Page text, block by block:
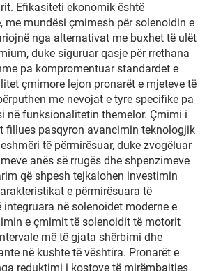
Efikasiteti ekonomik është
me mundësi çmimesh për solenoidin e
nga alternativat me buxhet të ulët
duke siguruar qasje për rrethana
pa kompromentuar standardet e
çmimore lejon pronarët e mjeteve të
me nevojat e tyre specifike pa
në funksionalitetin themelor. Çmimi i
fillues pasqyron avancimin teknologjik
të përmirësuar, duke zvogëluar
anës së rrugës dhe shpenzimeve
që shpesh tejkalohen investimin
e përmirësuara të
integruara në solenoidet moderne e
e çmimit të solenoidit të motorit
më të gjata shërbimi dhe
në kushte të vështira. Pronarët e
reduktimi i kostove të mirëmbajtjes